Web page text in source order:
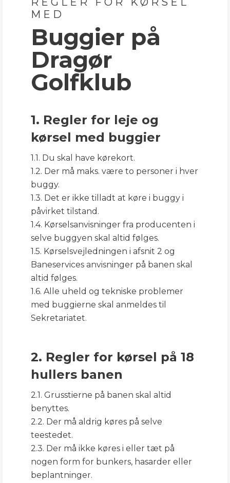
MED
Buggier på
Dragør
Golfklub
1. Regler for leje og
kørsel med buggier
1.1. Du skal have kørekort.
1.2. Der må maks. være to personer i hver
buggy.
1.3. Det er ikke tilladt at køre i buggy i
påvirket tilstand.
1.4. Kørselsanvisninger fra producenten i
selve buggyen skal altid følges.
1.5. Kørselsvejledningen i afsnit 2 og
Baneservices anvisninger på banen skal
altid følges.
1.6. Alle uheld og tekniske problemer
med buggierne skal anmeldes til
Sekretariatet.
2. Regler for kørsel på 18
hullers banen
2.1. Grusstierne på banen skal altid
benyttes.
2.2. Der må aldrig køres på selve
teestedet.
2.3. Der må ikke køres i eller tæt på
nogen form for bunkers, hasarder eller
beplantninger.